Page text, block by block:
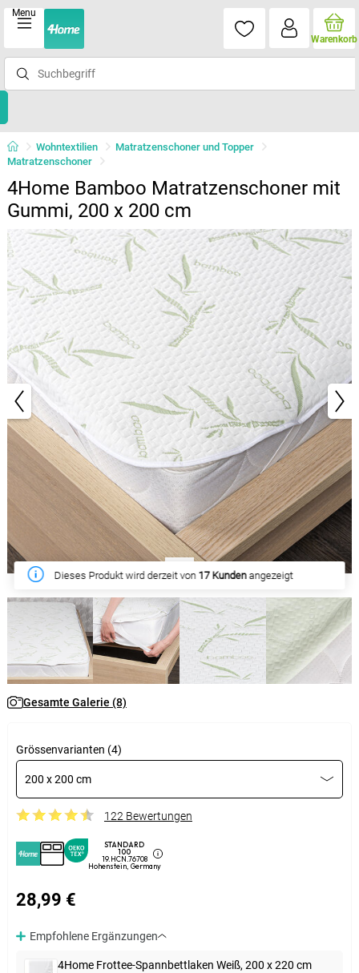
Menu
Warenkorb
Wohntextilien
Matratzenschoner und Topper
Matratzenschoner
4Home Bamboo Matratzenschoner mit
Gummi, 200 x 200 cm
Diese Woche haben81 Kundengekauft
Gesamte Galerie (8)
Grössenvarianten (4)
200 x 200 cm
122 Bewertungen
STANDARD
100
19.HCN.76708
Hohenstein, Germany
28,99 €
Empfohlene Ergänzungen
4Home Frottee-Spannbettlaken Weiß, 200 x 220 cm